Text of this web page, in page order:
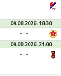
- : -
09.08.2026. 18:30
- : -
09.08.2026. 21:00
- : -